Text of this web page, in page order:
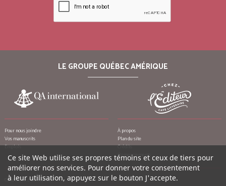
LE GROUPE QUÉBEC AMÉRIQUE
Pour nous joindre
Vos manuscrits
Emplois
À propos
Plan du site
Crédits
Remerciements
Conditions d’utilisation
Mon compte
Ce site Web utilise ses propres témoins et ceux de tiers pour
améliorer nos services. Pour donner votre consentement
à leur utilisation, appuyez sur le bouton J'accepte.